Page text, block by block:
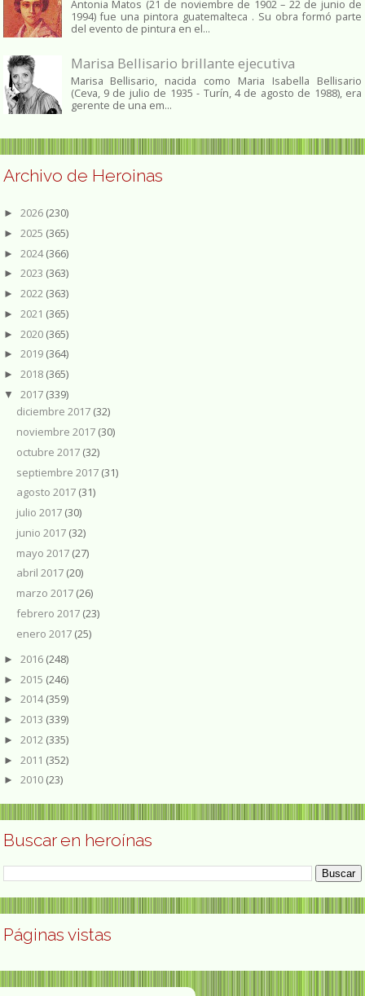
Antonia Matos (21 de noviembre de 1902 – 22 de junio de
1994) fue una pintora guatemalteca . Su obra formó parte
del evento de pintura en el...
Marisa Bellisario brillante ejecutiva
Marisa Bellisario, nacida como Maria Isabella Bellisario
(Ceva, 9 de julio de 1935 - Turín, 4 de agosto de 1988), era
gerente de una em...
Archivo de Heroinas
► 2026 (230)
► 2025 (365)
► 2024(366)
► 2023 (363)
► 2022 (363)
► 2021 (365)
► 2020 (365)
► 2019 (364)
► 2018 (365)
▼ 2017 (339)
diciembre 2017 (32)
noviembre 2017 (30)
octubre 2017 (32)
septiembre 2017 (31)
agosto 2017 (31)
julio 2017 (30)
junio 2017 (32)
mayo 2017 (27)
abril 2017 (20)
marzo 2017 (26)
febrero 2017 (23)
enero 2017 (25)
► 2016 (248)
► 2015 (246)
► 2014(359)
► 2013 (339)
► 2012 (335)
► 2011 (352)
► 2010 (23)
Buscar en heroínas
Páginas vistas